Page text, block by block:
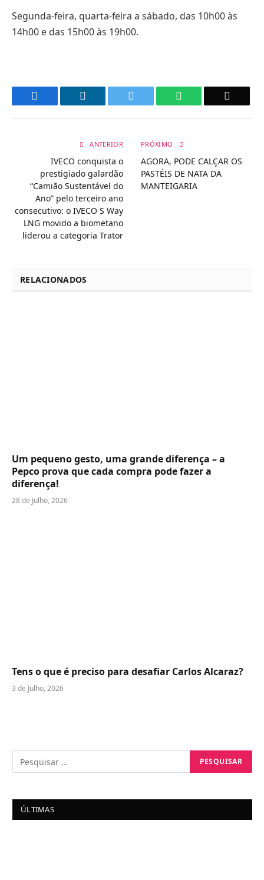
Segunda-feira, quarta-feira a sábado, das 10h00 às
14h00 e das 15h00 às 19h00.
WhatsApp
ANTERIOR
IVECO conquista o
prestigiado galardão
“Camião Sustentável do
Ano” pelo terceiro ano
consecutivo: o IVECO S Way
LNG movido a biometano
liderou a categoria Trator
PRÓXIMO
AGORA, PODE CALÇAR OS
PASTÉIS DE NATA DA
MANTEIGARIA
RELACIONADOS
Um pequeno gesto, uma grande diferença – a
Pepco prova que cada compra pode fazer a
diferença!
28 de Julho, 2026
Tens o que é preciso para desafiar Carlos Alcaraz?
3 de Julho, 2026
ÚLTIMAS